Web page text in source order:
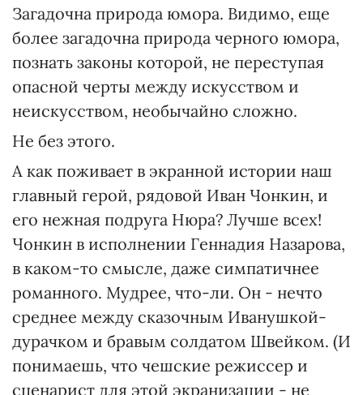
Загадочна природа юмора. Видимо, еще
более загадочна природа черного юмора,
познать законы которой, не переступая
опасной черты между искусством и
неискусством, необычайно сложно.
Не без этого.
А как поживает в экранной истории наш
главный герой, рядовой Иван Чонкин, и
его нежная подруга Нюра? Лучше всех!
Чонкин в исполнении Геннадия Назарова,
в каком-то смысле, даже симпатичнее
романного. Мудрее, что-ли. Он - нечто
среднее между сказочным Иванушкой-
дурачком и бравым солдатом Швейком. (И
понимаешь, что чешские режиссер и
сценарист для этой экранизации - не